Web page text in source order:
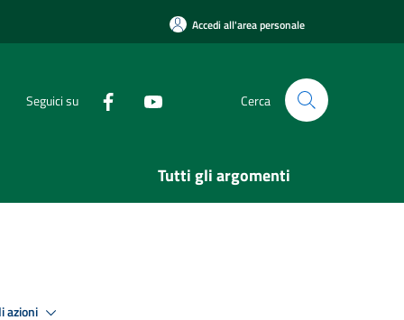
Accedi all'area personale
Seguici su Cerca
Tutti gli argomenti
azioni